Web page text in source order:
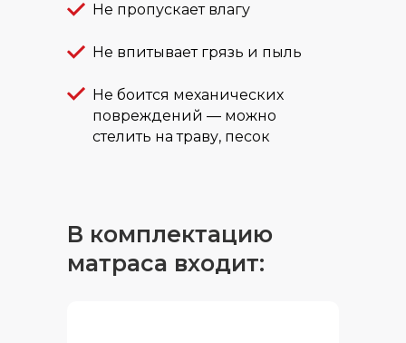
Не пропускает влагу
Не впитывает грязь и пыль
Не боится механических
повреждений — можно
стелить на траву, песок
В комплектацию
матраса входит: